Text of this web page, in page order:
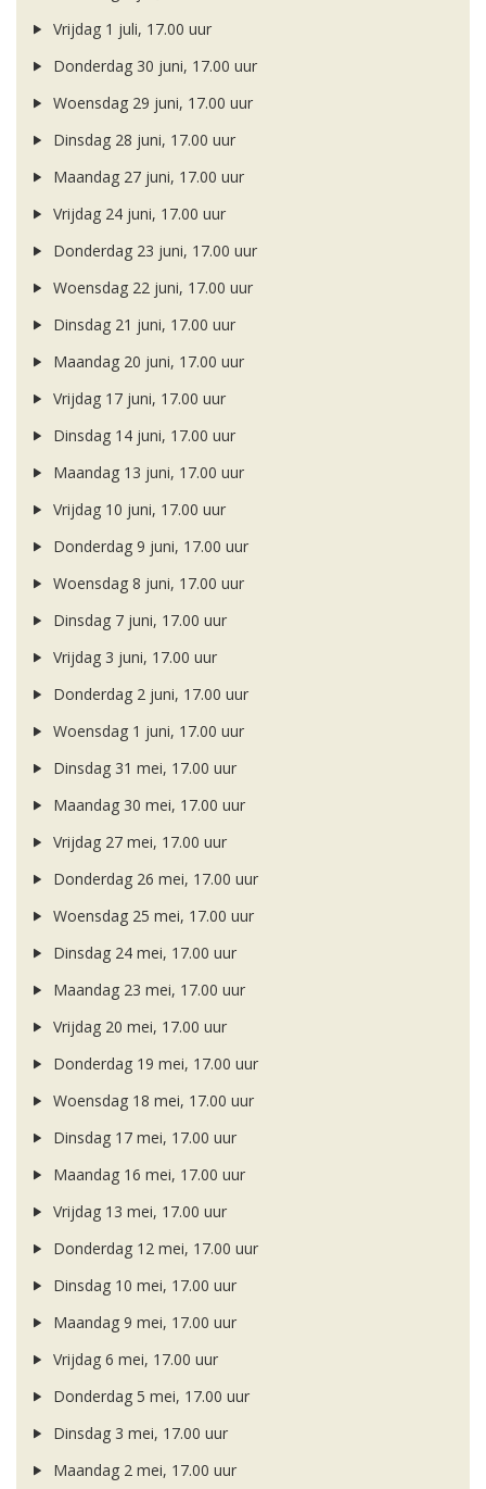
Vrijdag 1 juli, 17.00 uur
Donderdag 30 juni, 17.00 uur
Woensdag 29 juni, 17.00 uur
Dinsdag 28 juni, 17.00 uur
Maandag 27 juni, 17.00 uur
Vrijdag 24 juni, 17.00 uur
Donderdag 23 juni, 17.00 uur
Woensdag 22 juni, 17.00 uur
Dinsdag 21 juni, 17.00 uur
Maandag 20 juni, 17.00 uur
Vrijdag 17 juni, 17.00 uur
Dinsdag 14 juni, 17.00 uur
Maandag 13 juni, 17.00 uur
Vrijdag 10 juni, 17.00 uur
Donderdag 9 juni, 17.00 uur
Woensdag 8 juni, 17.00 uur
Dinsdag 7 juni, 17.00 uur
Vrijdag 3 juni, 17.00 uur
Donderdag 2 juni, 17.00 uur
Woensdag 1 juni, 17.00 uur
Dinsdag 31 mei, 17.00 uur
Maandag 30 mei, 17.00 uur
Vrijdag 27 mei, 17.00 uur
Donderdag 26 mei, 17.00 uur
Woensdag 25 mei, 17.00 uur
Dinsdag 24 mei, 17.00 uur
Maandag 23 mei, 17.00 uur
Vrijdag 20 mei, 17.00 uur
Donderdag 19 mei, 17.00 uur
Woensdag 18 mei, 17.00 uur
Dinsdag 17 mei, 17.00 uur
Maandag 16 mei, 17.00 uur
Vrijdag 13 mei, 17.00 uur
Donderdag 12 mei, 17.00 uur
Dinsdag 10 mei, 17.00 uur
Maandag 9 mei, 17.00 uur
Vrijdag 6 mei, 17.00 uur
Donderdag 5 mei, 17.00 uur
Dinsdag 3 mei, 17.00 uur
Maandag 2 mei, 17.00 uur